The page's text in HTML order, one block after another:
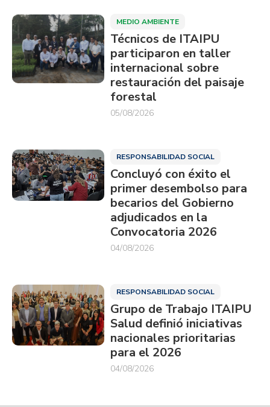
MEDIO AMBIENTE
Técnicos de ITAIPU
participaron en taller
internacional sobre
restauración del paisaje
forestal
05/08/2026
RESPONSABILIDAD SOCIAL
Concluyó con éxito el
primer desembolso para
becarios del Gobierno
adjudicados en la
Convocatoria 2026
04/08/2026
RESPONSABILIDAD SOCIAL
Grupo de Trabajo ITAIPU
Salud definió iniciativas
nacionales prioritarias
para el 2026
04/08/2026